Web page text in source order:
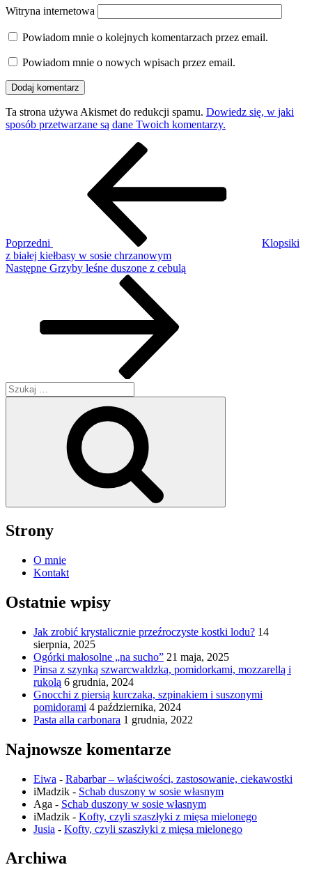
Witryna internetowa
Powiadom mnie o kolejnych komentarzach przez email.
Powiadom mnie o nowych wpisach przez email.
Ta strona używa Akismet do redukcji spamu. Dowiedz się, w jaki
sposób przetwarzane są dane Twoich komentarzy.
Poprzedni
Klopsiki
z białej kiełbasy w sosie chrzanowym
Następny
Następne Grzyby leśne duszone z cebulą
Szukaj:
Strony
O mnie
Kontakt
Ostatnie wpisy
Jak zrobić krystalicznie przeźroczyste kostki lodu? 14
sierpnia, 2025
Ogórki małosolne „na sucho” 21 maja, 2025
Pinsa z szynką szwarcwaldzką, pomidorkami, mozzarellą i
rukolą 6 grudnia, 2024
Gnocchi z piersią kurczaka, szpinakiem i suszonymi
pomidorami 4 października, 2024
Pasta alla carbonara 1 grudnia, 2022
Najnowsze komentarze
Eiwa - Rabarbar – właściwości, zastosowanie, ciekawostki
iMadzik - Schab duszony w sosie własnym
Aga - Schab duszony w sosie własnym
iMadzik - Kofty, czyli szaszłyki z mięsa mielonego
Jusia - Kofty, czyli szaszłyki z mięsa mielonego
Archiwa